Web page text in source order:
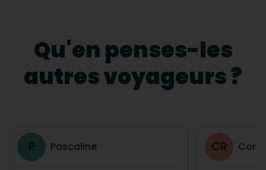
Qu'en penses-les
autres voyageurs ?
P Pascaline CR